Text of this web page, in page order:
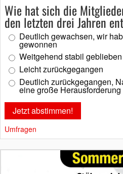
Wie hat sich die
den letzten drei Jahren
Deutlich gewachsen, wir
gewonnen
Weitgehend stabil geblieben
Leicht zurückgegangen
Deutlich zurückgegangen,
eine große Herausforderung
Umfragen